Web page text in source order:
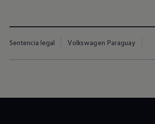
Sentencia legal Volkswagen Paraguay